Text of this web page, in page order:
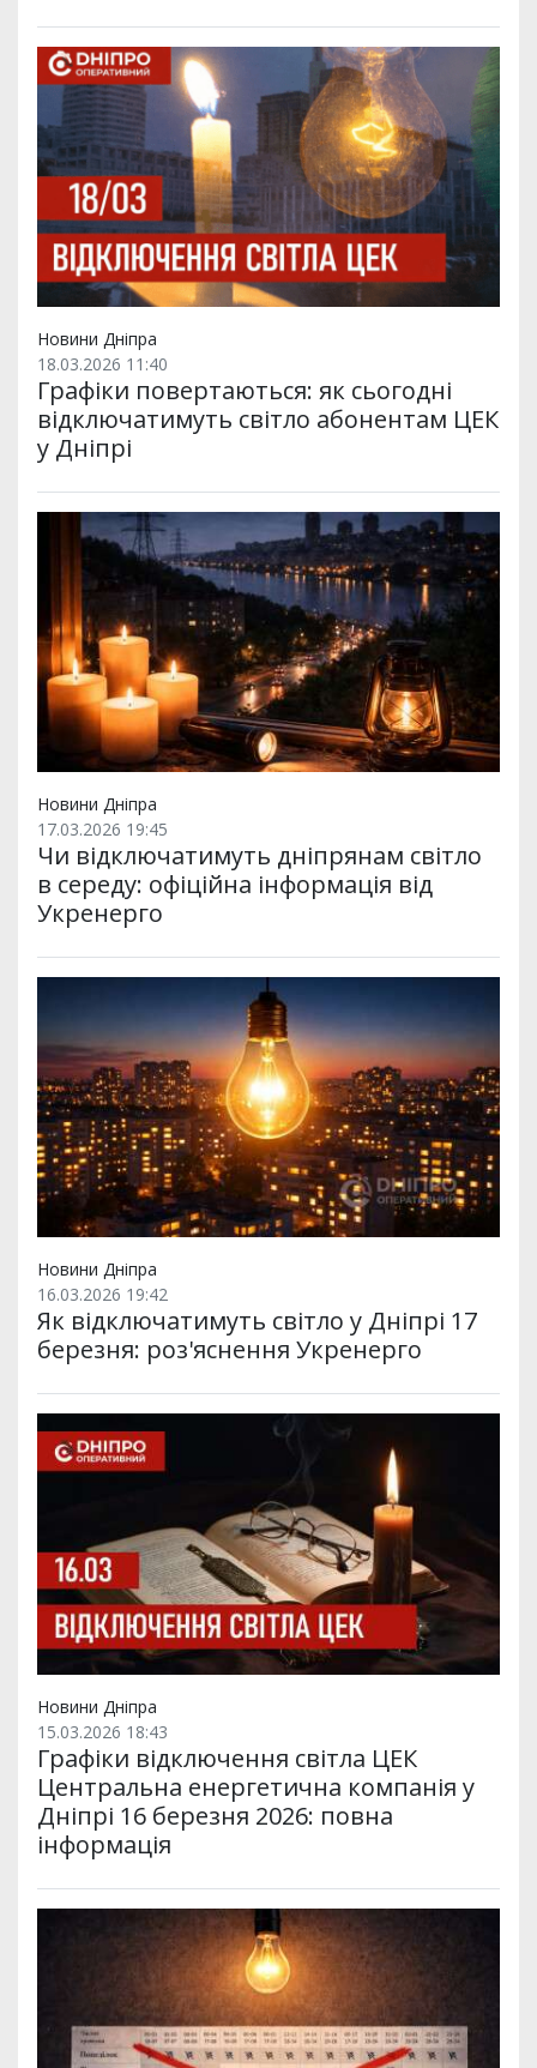
Новини Дніпра
18.03.2026 11:40
Графіки повертаються: як сьогодні
відключатимуть світло абонентам ЦЕК
у Дніпрі
Новини Дніпра
17.03.2026 19:45
Чи відключатимуть дніпрянам світло
в середу: офіційна інформація від
Укренерго
Новини Дніпра
16.03.2026 19:42
Як відключатимуть світло у Дніпрі 17
березня: роз'яснення Укренерго
Новини Дніпра
15.03.2026 18:43
Графіки відключення світла ЦЕК
Центральна енергетична компанія у
Дніпрі 16 березня 2026: повна
інформація